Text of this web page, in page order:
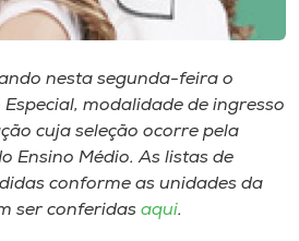
nesta segunda-feira o
modalidade de ingresso
cuja seleção ocorre pela
Ensino Médio. As listas de
conforme as unidades da
ser conferidas aqui.